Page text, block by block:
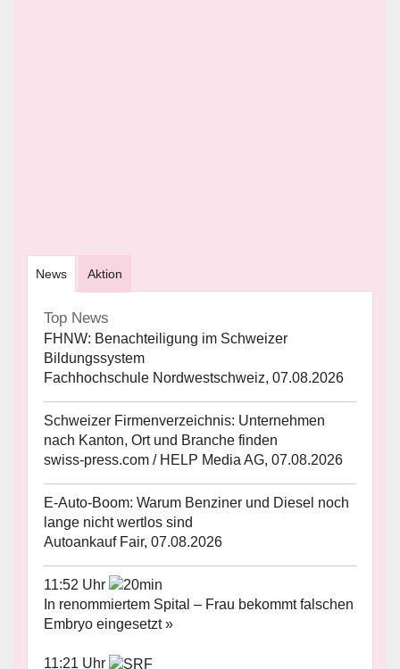
News Aktion
Top News
FHNW: Benachteiligung im Schweizer
Bildungssystem
Fachhochschule Nordwestschweiz, 07.08.2026
Schweizer Firmenverzeichnis: Unternehmen
nach Kanton, Ort und Branche finden
swiss-press.com / HELP Media AG, 07.08.2026
E-Auto-Boom: Warum Benziner und Diesel noch
lange nicht wertlos sind
Autoankauf Fair, 07.08.2026
11:52 Uhr
In renommiertem Spital – Frau bekommt falschen
Embryo eingesetzt »
11:21 Uhr